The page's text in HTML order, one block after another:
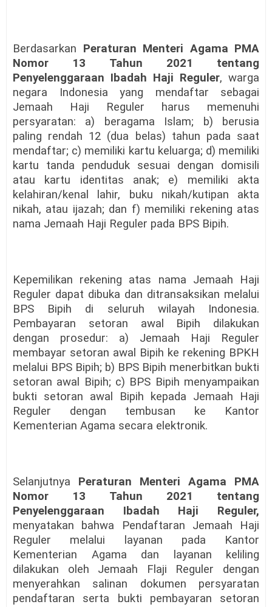
Berdasarkan Peraturan Menteri Agama PMA
Nomor 13 Tahun 2021 tentang
Penyelenggaraan Ibadah Haji Reguler, warga
negara Indonesia yang mendaftar sebagai
Jemaah Haji Reguler harus memenuhi
persyaratan: a) beragama Islam; b) berusia
paling rendah 12 (dua belas) tahun pada saat
mendaftar; c) memiliki kartu keluarga; d) memiliki
kartu tanda penduduk sesuai dengan domisili
atau kartu identitas anak; e) memiliki akta
kelahiran/kenal lahir, buku nikah/kutipan akta
nikah, atau ijazah; dan f) memiliki rekening atas
nama Jemaah Haji Reguler pada BPS Bipih.
Kepemilikan rekening atas nama Jemaah Haji
Reguler dapat dibuka dan ditransaksikan melalui
BPS Bipih di seluruh wilayah Indonesia.
Pembayaran setoran awal Bipih dilakukan
dengan prosedur: a) Jemaah Haji Reguler
membayar setoran awal Bipih ke rekening BPKH
melalui BPS Bipih; b) BPS Bipih menerbitkan bukti
setoran awal Bipih; c) BPS Bipih menyampaikan
bukti setoran awal Bipih kepada Jemaah Haji
Reguler dengan tembusan ke Kantor
Kementerian Agama secara elektronik.
Selanjutnya Peraturan Menteri Agama PMA
Nomor 13 Tahun 2021 tentang
Penyelenggaraan Ibadah Haji Reguler,
menyatakan bahwa Pendaftaran Jemaah Haji
Reguler melalui layanan pada Kantor
Kementerian Agama dan layanan keliling
dilakukan oleh Jemaah Flaji Reguler dengan
menyerahkan salinan dokumen persyaratan
pendaftaran serta bukti pembayaran setoran